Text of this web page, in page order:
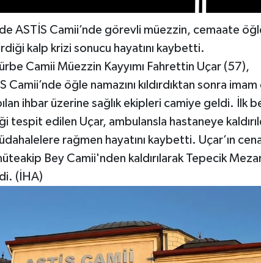
ASTİS Camii’nde görevli müezzin, cemaate
kalp krizi sonucu hayatını kaybetti.
Camii Müezzin Kayyımı Fahrettin Uçar (57),
öğle namazını kıldırdıktan sonra imam
ihbar üzerine sağlık ekipleri camiye geldi. İlk
tespit edilen Uçar, ambulansla hastaneye
rağmen hayatını kaybetti. Uçar’ın
Bey Camii'nden kaldırılarak Tepecik
(İHA)